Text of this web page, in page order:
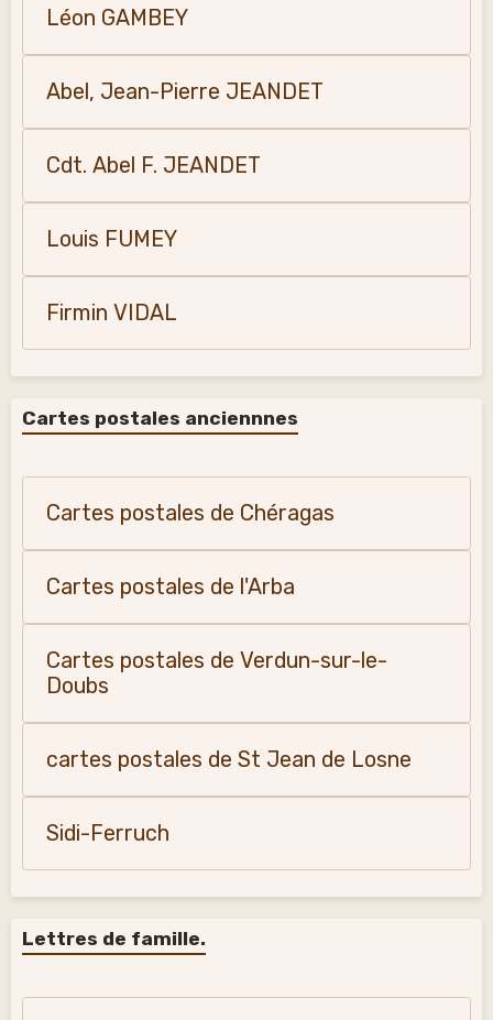
Léon GAMBEY
Abel, Jean-Pierre JEANDET
Cdt. Abel F. JEANDET
Louis FUMEY
Firmin VIDAL
Cartes postales anciennnes
Cartes postales de Chéragas
Cartes postales de l'Arba
Cartes postales de Verdun-sur-le-
Doubs
cartes postales de St Jean de Losne
Sidi-Ferruch
Lettres de famille.